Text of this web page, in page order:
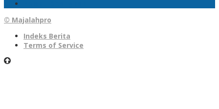
© Majalahpro
Indeks Berita
Terms of Service